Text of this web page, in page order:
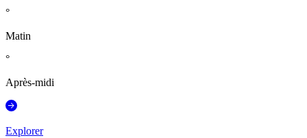
°
Matin
°
Après-midi
Explorer